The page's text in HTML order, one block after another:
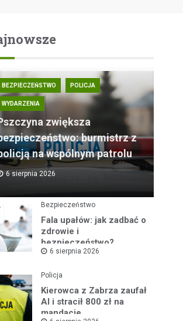
BEZPIECZEŃSTWO POLICJA
WYDARZENIA
zwiększa
burmistrz z
na wspólnym patrolu
6 sierpnia 2026
Bezpieczeństwo
Fala upałów: jak zadbać o
zdrowie i
bezpieczeństwo?
6 sierpnia 2026
Policja
Kierowca z Zabrza zaufał
AI i stracił 800 zł na
mandacie